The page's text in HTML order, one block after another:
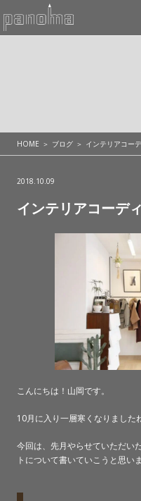
HOME ブログ インテリアコー
2018.10.09
インテリアコーデ
こんにちは！山岡です。
10月に入り一層寒くなりました
今回は、先月やらせていただい
トについて書いていこうと思いま